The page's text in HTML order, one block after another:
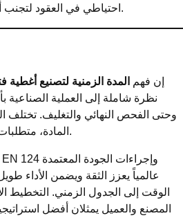
احتياطي في العقود لتجنب أي تأثير على جدول المشروع.
إن فهم المدة الزمنية لتصنيع
نظرة شاملة إلى العملية الصناعية
وحتى الفحص النهائي والتغليف.
المادة، متطلبات الجودة، ومستوى التخصيص.
عالمياً يعزز الثقة ويضمن الأداء
الوقت إلى الجدول الزمني. التخطيط
المصنع والعميل يمثلان أفضل